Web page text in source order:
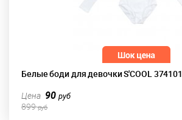
Белые боди для девочки S'COOL 374101
Цена 90руб
899руб